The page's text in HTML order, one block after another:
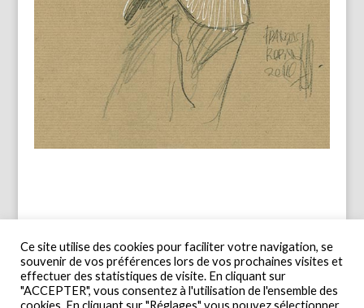
Ce site utilise des cookies pour faciliter votre navigation, se
souvenir de vos préférences lors de vos prochaines visites et
effectuer des statistiques de visite. En cliquant sur
"ACCEPTER", vous consentez à l'utilisation de l'ensemble des
cookies. En cliquant sur "Réglages" vous pouvez sélectionner